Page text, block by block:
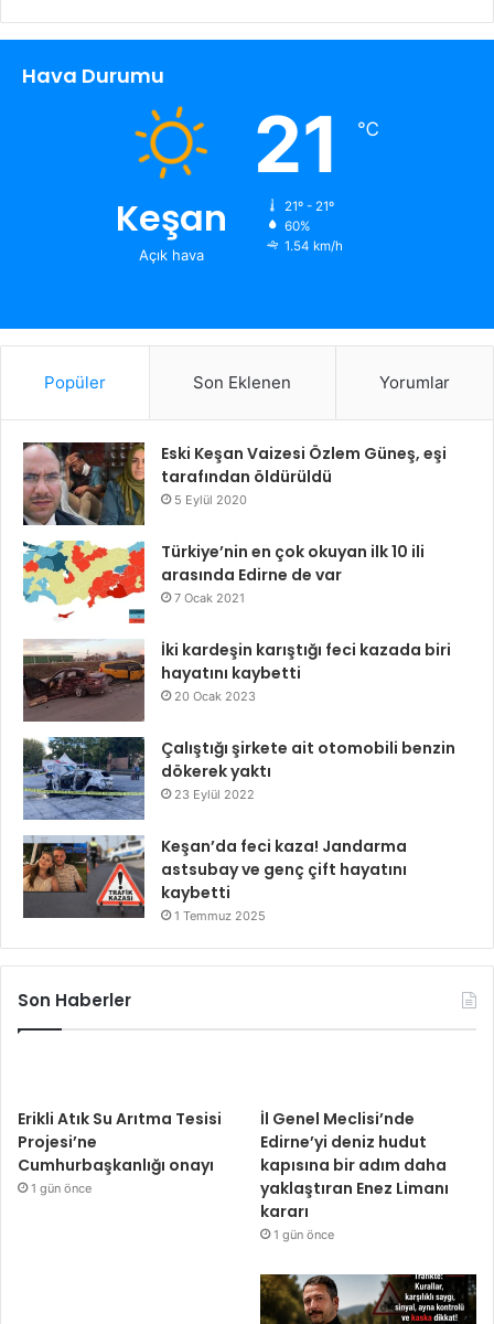
Hava Durumu
Keşan
Açık hava
21 ℃
21º - 21º
60%
1.54 km/h
Popüler Son Eklenen Yorumlar
Eski Keşan Vaizesi Özlem Güneş, eşi
tarafından öldürüldü
5 Eylül 2020
Türkiye’nin en çok okuyan ilk 10 ili
arasında Edirne de var
7 Ocak 2021
İki kardeşin karıştığı feci kazada biri
hayatını kaybetti
20 Ocak 2023
Çalıştığı şirkete ait otomobili benzin
dökerek yaktı
23 Eylül 2022
Keşan’da feci kaza! Jandarma
astsubay ve genç çift hayatını
kaybetti
1 Temmuz 2025
Son Haberler
Erikli Atık Su Arıtma Tesisi
Projesi’ne
Cumhurbaşkanlığı onayı
1 gün önce
İl Genel Meclisi’nde
Edirne’yi deniz hudut
kapısına bir adım daha
yaklaştıran Enez Limanı
kararı
1 gün önce